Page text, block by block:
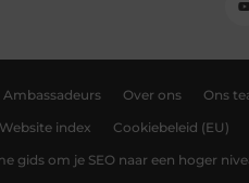
Ambassadeurs Over ons Ons
Website index Cookiebeleid (EU)
gids om je SEO naar een hoger